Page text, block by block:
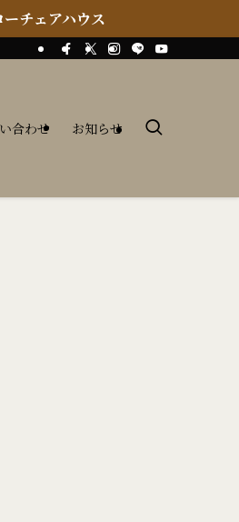
合わせ お知らせ